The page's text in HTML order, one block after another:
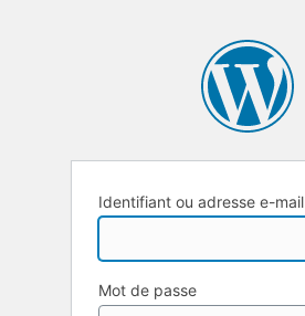
Identifiant ou adresse e-mail
Mot de passe